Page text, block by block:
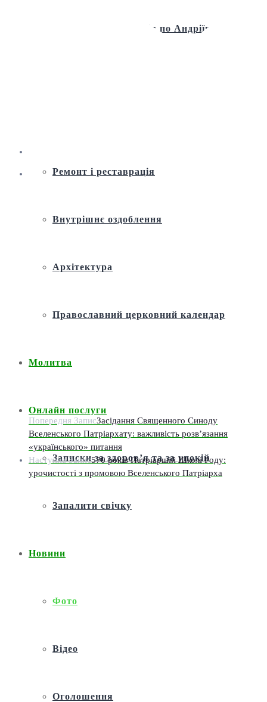
Віртуальна екскурсія по Андріївській
Ремонт і реставрація
Внутрішнє оздоблення
Архітектура
Православний церковний календар
Молитва
Онлайн послуги
Записки за здоров’я та за упокій
Запалити свічку
Новини
Фото
Відео
Оголошення
Попередня ЗаписЗасідання Священного Синоду
Вселенського Патріархату: важливість розв’язання
«українського» питання
Наступна Запис570 років Патріаршій Школі Роду:
урочистості з промовою Вселенського Патріарха